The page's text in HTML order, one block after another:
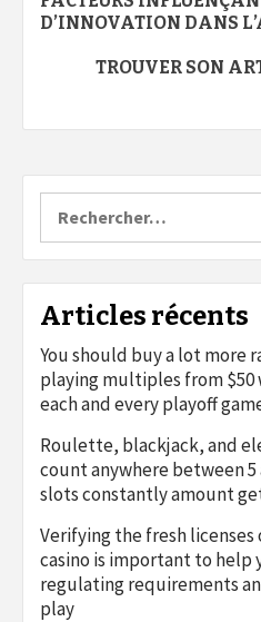
d’article
D’INNOVATION DANS
TROUVER SON
Articles récents
You should buy a lot more
playing multiples from
each and every playoff
Roulette, blackjack, and
count anywhere between 5
slots constantly amount
Verifying the fresh licenses
casino is important to help
regulating requirements
play